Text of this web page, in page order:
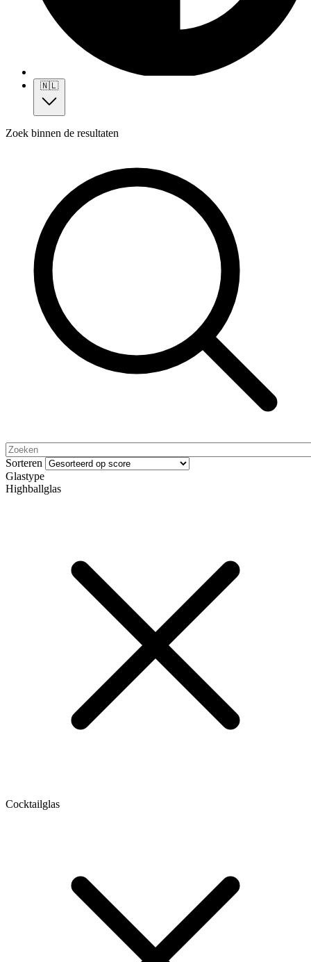
🇳🇱
Zoek binnen de resultaten
Sorteren
Glastype
Highballglas
Cocktailglas